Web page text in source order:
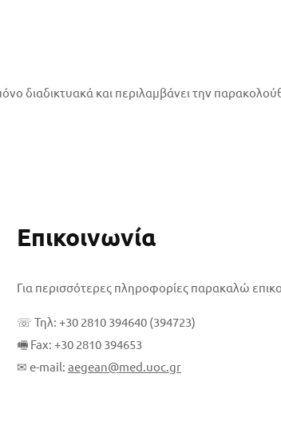
διαδικτυακά και περιλαμβάνει την
Επικοινωνία
Για περισσότερες πληροφορίες παρακαλώ
☏ Τηλ: +30 2810 394640 (394723)
🖷 Fax: +30 2810 394653
✉ e-mail: aegean@med.uoc.gr